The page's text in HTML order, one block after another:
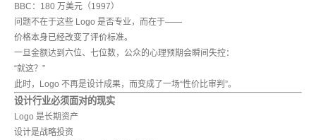
BBC：180 万美元（1997）
问题不在于这些 Logo 是否专业，而在于——
价格本身已经改变了评价标准。
一旦金额达到六位、七位数，公众的心理预期会瞬间失控：
“就这？”
此时，Logo 不再是设计成果，而变成了一场“性价比审判”。
设计行业必须面对的现实
Logo 是长期资产
设计是战略投资